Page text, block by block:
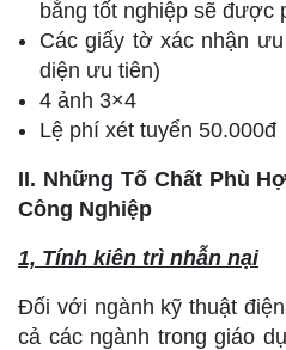
bằng tốt nghiệp sẽ được
Các giấy tờ xác nhận
diện ưu tiên)
4 ảnh 3×4
Lệ phí xét tuyển 50.000đ
II. Những Tố Chất Phù
Công Nghiệp
1, Tính kiên trì nhẫn nại
Đối với ngành kỹ thuật
cả các ngành trong giáo